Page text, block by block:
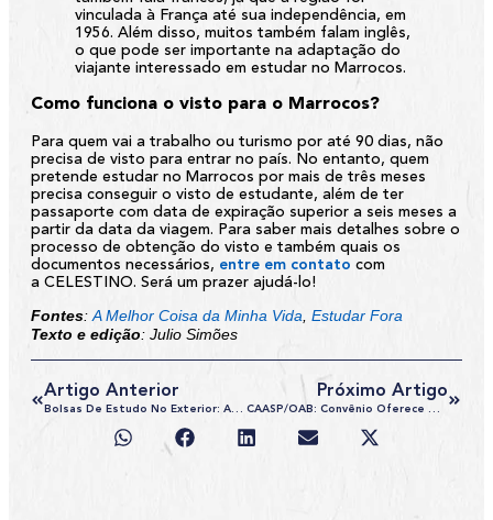
vinculada à França até sua independência, em
1956. Além disso, muitos também falam inglês,
o que pode ser importante na adaptação do
viajante interessado em estudar no Marrocos.
Como funciona o visto para o Marrocos?
Para quem vai a trabalho ou turismo por até 90 dias, não
precisa de visto para entrar no país. No entanto, quem
pretende estudar no Marrocos por mais de três meses
precisa conseguir o visto de estudante, além de ter
passaporte com data de expiração superior a seis meses a
partir da data da viagem. Para saber mais detalhes sobre o
processo de obtenção do visto e também quais os
documentos necessários, entre em contato com
a CELESTINO. Será um prazer ajudá-lo!
Fontes:A Melhor Coisa da Minha Vida, Estudar Fora
Texto e edição: Julio Simões
Artigo Anterior
Bolsas De Estudo No Exterior: Ainda Dá Tempo De Concorrer!
Próximo Artigo
CAASP/OAB: Convênio Oferece Desconto Para Advogados